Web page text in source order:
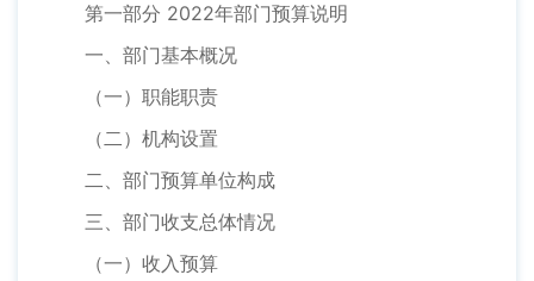
第一部分 2022年部门预算说明
一、部门基本概况
（一）职能职责
（二）机构设置
二、部门预算单位构成
三、部门收支总体情况
（一）收入预算